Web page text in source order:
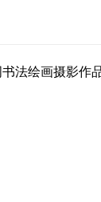
法绘画摄影作